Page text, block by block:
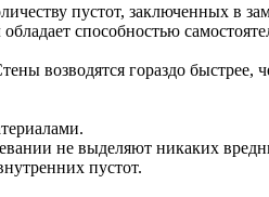
пустот, заключенных в
способностью
возводятся гораздо быстрее,
не выделяют никаких
пустот.